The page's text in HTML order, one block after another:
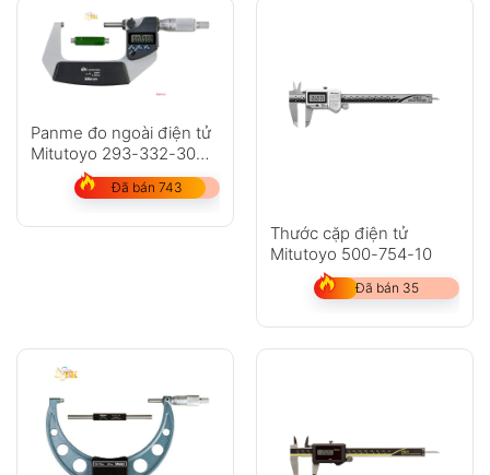
Panme đo ngoài điện tử
Mitutoyo 293-332-30
dải đo 50-75mm
Đã bán 743
Thước cặp điện tử
Mitutoyo 500-754-10
Đã bán 35